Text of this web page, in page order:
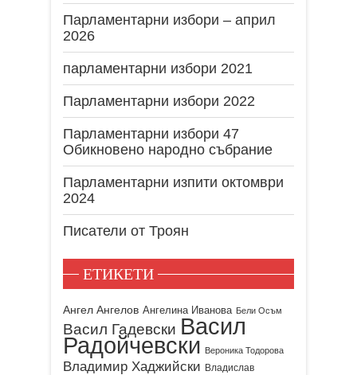
Парламентарни избори – април
2026
парламентарни избори 2021
Парламентарни избори 2022
Парламентарни избори 47
Обикновено народно събрание
Парламентарни изпити октомври
2024
Писатели от Троян
ЕТИКЕТИ
Ангел Ангелов Ангелина Иванова Бели Осъм
Васил Гадевски Васил
Радойчевски Вероника Тодорова
Владимир Хаджийски Владислав